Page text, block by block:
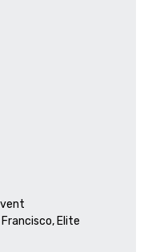
Elite